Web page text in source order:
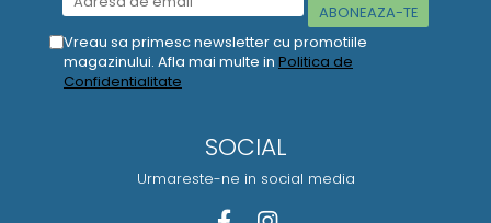
Vreau sa primesc newsletter cu promotiile
magazinului. Afla mai multe in Politica de
Confidentialitate
SOCIAL
Urmareste-ne in social media